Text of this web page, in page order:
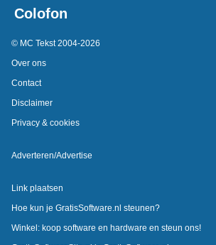
Colofon
© MC Tekst 2004-2026
Over ons
Contact
Disclaimer
Privacy & cookies
Adverteren/Advertise
Link plaatsen
Hoe kun je GratisSoftware.nl steunen?
Winkel: koop software en hardware en steun ons!